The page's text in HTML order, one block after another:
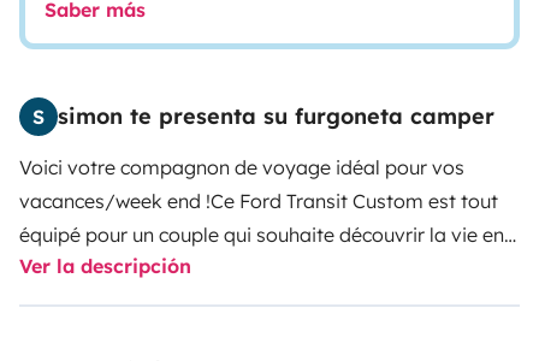
Saber más
S simon te presenta su furgoneta camper
Voici votre compagnon de voyage idéal pour vos
vacances/week end !Ce Ford Transit Custom est tout
équipé pour un couple qui souhaite découvrir la vie en
van. Son petit gabarit lui permet de se faufiler partout
(Hauteur 2,01m), et de rester discret dans tout les
Ver la descripción